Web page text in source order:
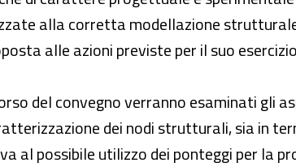
alla corretta modellazione
alle azioni previste per il suo
del convegno verranno esaminati gli
dei nodi strutturali, sia in
al possibile utilizzo dei ponteggi per la